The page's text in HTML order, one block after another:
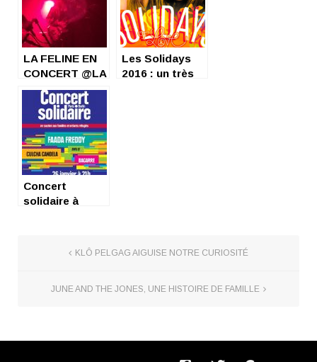
LA FELINE EN
CONCERT @LA
MAROQUINERIE
16.03.2017
Les Solidays
2016 : un très
Concert
solidaire à
KLÔ PELGAG AIGUISE NOTRE CURIOSITÉ
JUNE AND THE JONES, UNE HISTOIRE DE FAMILLE